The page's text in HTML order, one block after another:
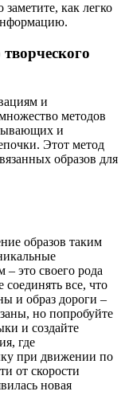
как легко
и
методов
и
Этот метод
образов для
образов таким
– это своего рода
все, что
и образ дороги –
но попробуйте
и создайте
где
при движении по
от скорости
новая